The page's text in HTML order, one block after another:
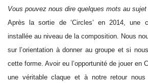
Vous pouvez nous dire quelques mots au sujet
Après la sortie de ‘Circles’ en 2014, une
installée au niveau de la composition. Nous
sur l’orientation à donner au groupe et si
cette forme. Avoir eu l’opportunité de jouer en
une véritable claque et à notre retour